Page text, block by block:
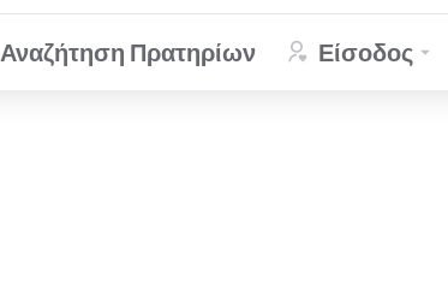
Αναζήτηση Πρατηρίων Είσοδος